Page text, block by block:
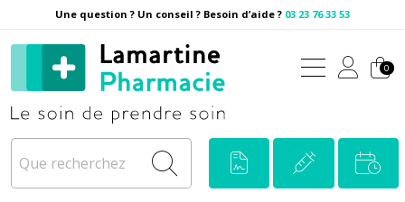
Une question ? Un conseil ? Besoin d’aide ? 03 23 76 33 53
Pharmacie Lamartine
0